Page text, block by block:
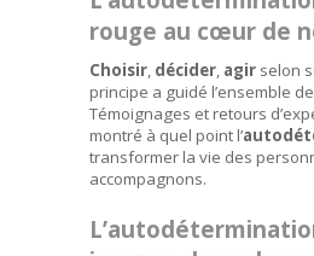
rouge au cœur de
Choisir, décider, agir selon
principe a guidé l’ensemble
Témoignages et retours
montré à quel point l’
transformer la vie des
accompagnons.